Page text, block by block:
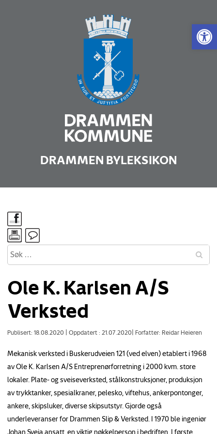
Vis
DRAMMEN BYLEKSIKON
Ole K. Karlsen A/S
Verksted
Publisert: 18.08.2020 Oppdatert : 21.07.2020 Forfatter: Reidar Heieren
Mekanisk verksted i Buskerudveien 121 (ved elven) etablert i 1968
av Ole K. Karlsen A/S Entreprenørforretning i 2000 kvm. store
lokaler. Plate- og sveiseverksted, stålkonstruksjoner, produksjon
av trykktanker, spesialkraner, pelesko, viftehus, ankerpontonger,
ankere, skipsluker, diverse skipsutstyr. Gjorde også
underleveranser for Drammen Slip & Verksted. I 1970 ble ingeniør
Johan Sveia ansatt, en viktig nøkkelperson i bedriften. I første